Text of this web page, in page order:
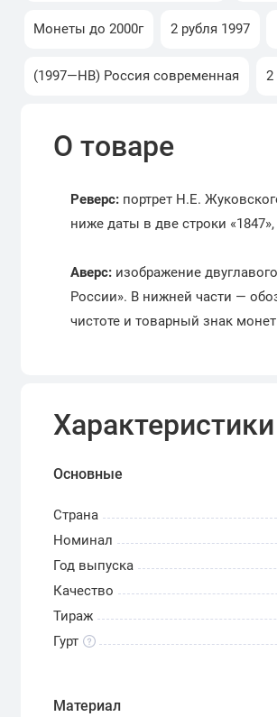
Монеты до 2000г 2 рубля 1997
(1997—НВ) Россия современная 2
О товаре
Реверс:портрет Н.Е.
ниже даты в две строки «1847»,
Аверс:изображение
России». В нижней части —
чистоте и товарный знак
Характеристики
Основные
Страна
Номинал
Год выпуска
Качество
Тираж
Гурт
Материал